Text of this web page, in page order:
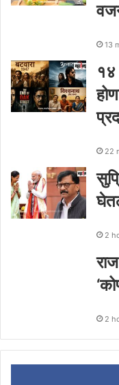
13
१४
22
2
2